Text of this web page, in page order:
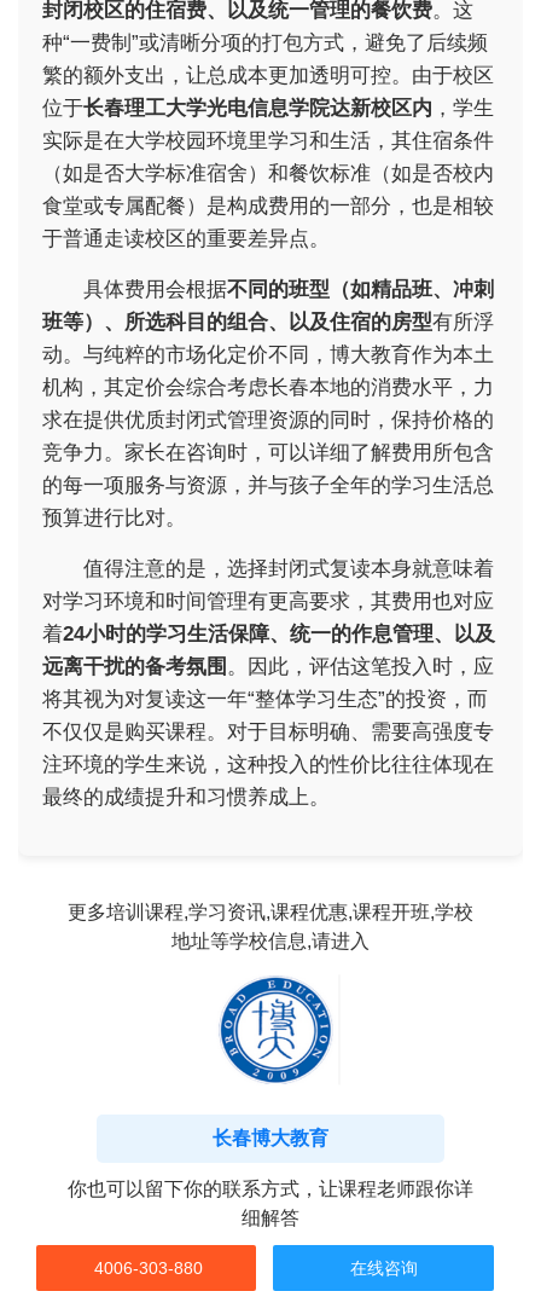
封闭校区的住宿费、以及统一管理的餐饮费。这
种“一费制”或清晰分项的打包方式，避免了后续频
繁的额外支出，让总成本更加透明可控。由于校区
位于长春理工大学光电信息学院达新校区内 ，学生
实际是在大学校园环境里学习和生活，其住宿条件
（如是否大学标准宿舍）和餐饮标准（如是否校内
食堂或专属配餐）是构成费用的一部分，也是相较
于普通走读校区的重要差异点。
具体费用会根据不同的班型（如精品班、冲刺
班等）、所选科目的组合、以及住宿的房型有所浮
动。与纯粹的市场化定价不同，博大教育作为本土
机构，其定价会综合考虑长春本地的消费水平，力
求在提供优质封闭式管理资源的同时，保持价格的
竞争力。家长在咨询时，可以详细了解费用所包含
的每一项服务与资源，并与孩子全年的学习生活总
预算进行比对。
值得注意的是，选择封闭式复读本身就意味着
对学习环境和时间管理有更高要求，其费用也对应
着24小时的学习生活保障、统一的作息管理、以及
远离干扰的备考氛围 。因此，评估这笔投入时，应
将其视为对复读这一年“整体学习生态”的投资，而
不仅仅是购买课程。对于目标明确、需要高强度专
注环境的学生来说，这种投入的性价比往往体现在
最终的成绩提升和习惯养成上。
更多培训课程,学习资讯,课程优惠,课程开班,学校
地址等学校信息,请进入
长春博大教育
你也可以留下你的联系方式，让课程老师跟你详
细解答
4006-303-880 在线咨询